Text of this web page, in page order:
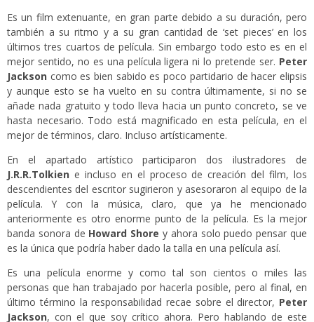
Es un film extenuante, en gran parte debido a su duración, pero
también a su ritmo y a su gran cantidad de ‘set pieces’ en los
últimos tres cuartos de película. Sin embargo todo esto es en el
mejor sentido, no es una película ligera ni lo pretende ser. Peter
Jackson como es bien sabido es poco partidario de hacer elipsis
y aunque esto se ha vuelto en su contra últimamente, si no se
añade nada gratuito y todo lleva hacia un punto concreto, se ve
hasta necesario. Todo está magnificado en esta película, en el
mejor de términos, claro. Incluso artísticamente.
En el apartado artístico participaron dos ilustradores de
J.R.R.Tolkien e incluso en el proceso de creación del film, los
descendientes del escritor sugirieron y asesoraron al equipo de la
película. Y con la música, claro, que ya he mencionado
anteriormente es otro enorme punto de la película. Es la mejor
banda sonora de Howard Shore y ahora solo puedo pensar que
es la única que podría haber dado la talla en una película así.
Es una película enorme y como tal son cientos o miles las
personas que han trabajado por hacerla posible, pero al final, en
último término la responsabilidad recae sobre el director, Peter
Jackson, con el que soy crítico ahora. Pero hablando de este